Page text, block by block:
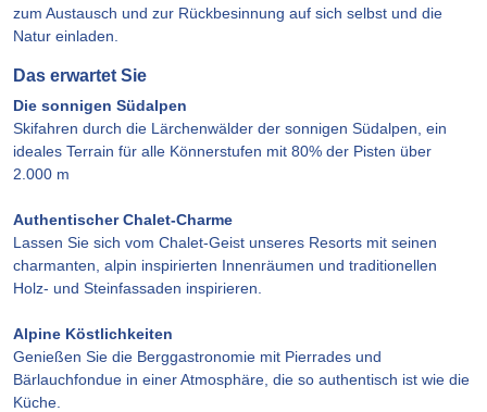
zum Austausch und zur Rückbesinnung auf sich selbst und die
Natur einladen.
Das erwartet Sie
Die sonnigen Südalpen
Skifahren durch die Lärchenwälder der sonnigen Südalpen, ein
ideales Terrain für alle Könnerstufen mit 80% der Pisten über
2.000 m
Authentischer Chalet-Charme
Lassen Sie sich vom Chalet-Geist unseres Resorts mit seinen
charmanten, alpin inspirierten Innenräumen und traditionellen
Holz- und Steinfassaden inspirieren.
Alpine Köstlichkeiten
Genießen Sie die Berggastronomie mit Pierrades und
Bärlauchfondue in einer Atmosphäre, die so authentisch ist wie die
Küche.